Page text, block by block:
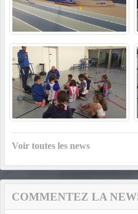
Voir toutes les news
COMMENTEZ LA